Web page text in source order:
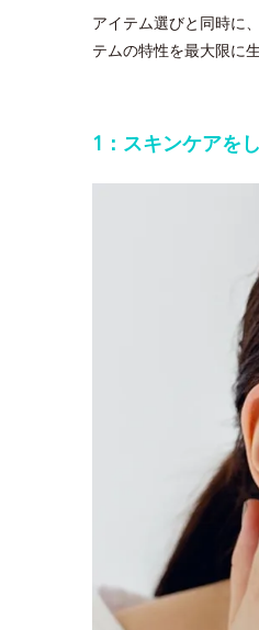
アイテム選びと同時に
テムの特性を最大限に
1：スキンケアを